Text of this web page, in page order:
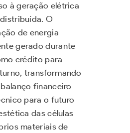
à geração elétrica
O
de energia
gerado durante
crédito para
transformando
financeiro
para o futuro
das células
materiais de